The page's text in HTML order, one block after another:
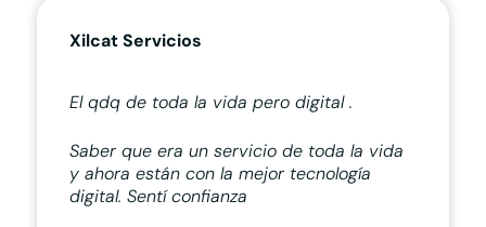
Xilcat Servicios
El qdq de toda la vida pero digital .
Saber que era un servicio de toda la vida
y ahora están con la mejor tecnología
digital. Sentí confianza